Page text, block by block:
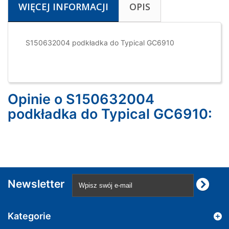
WIĘCEJ INFORMACJI OPIS
S150632004 podkładka do Typical GC6910
Opinie o S150632004
podkładka do Typical GC6910:
Newsletter
Kategorie